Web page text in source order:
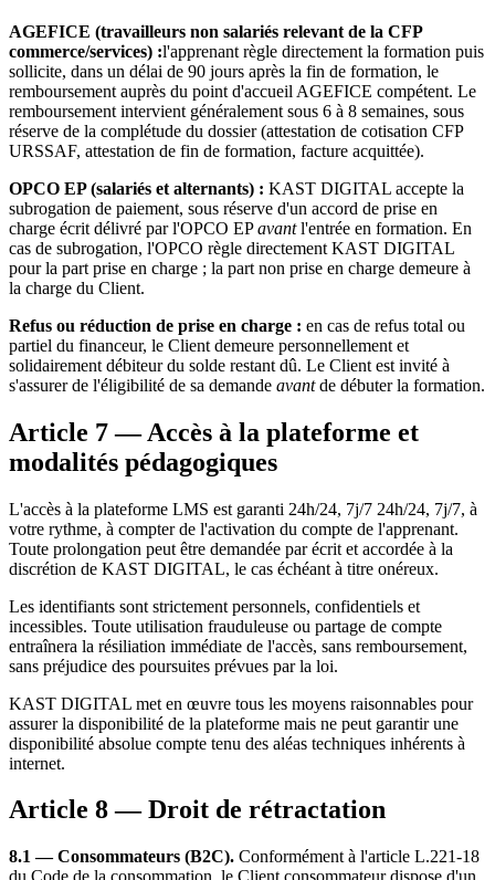
AGEFICE (travailleurs non salariés relevant de la CFP
commerce/services) :l'apprenant règle directement la formation puis
sollicite, dans un délai de 90 jours après la fin de formation, le
remboursement auprès du point d'accueil AGEFICE compétent. Le
remboursement intervient généralement sous 6 à 8 semaines, sous
réserve de la complétude du dossier (attestation de cotisation CFP
URSSAF, attestation de fin de formation, facture acquittée).
OPCO EP (salariés et alternants) : KAST DIGITAL accepte la
subrogation de paiement, sous réserve d'un accord de prise en
charge écrit délivré par l'OPCO EPavantl'entrée en formation. En
cas de subrogation, l'OPCO règle directement KAST DIGITAL
pour la part prise en charge ; la part non prise en charge demeure à
la charge du Client.
Refus ou réduction de prise en charge : en cas de refus total ou
partiel du financeur, le Client demeure personnellement et
solidairement débiteur du solde restant dû. Le Client est invité à
s'assurer de l'éligibilité de sa demande avantde débuter la formation.
Article 7 — Accès à la plateforme et
modalités pédagogiques
L'accès à la plateforme LMS est garanti 24h/24, 7j/7 24h/24, 7j/7, à
votre rythme, à compter de l'activation du compte de l'apprenant.
Toute prolongation peut être demandée par écrit et accordée à la
discrétion de KAST DIGITAL, le cas échéant à titre onéreux.
Les identifiants sont strictement personnels, confidentiels et
incessibles. Toute utilisation frauduleuse ou partage de compte
entraînera la résiliation immédiate de l'accès, sans remboursement,
sans préjudice des poursuites prévues par la loi.
KAST DIGITAL met en œuvre tous les moyens raisonnables pour
assurer la disponibilité de la plateforme mais ne peut garantir une
disponibilité absolue compte tenu des aléas techniques inhérents à
internet.
Article 8 — Droit de rétractation
8.1 — Consommateurs (B2C). Conformément à l'article L.221-18